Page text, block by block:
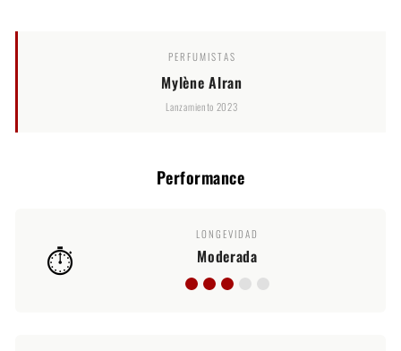
PERFUMISTAS
Mylène Alran
Lanzamiento 2023
Performance
⏱️
LONGEVIDAD
Moderada